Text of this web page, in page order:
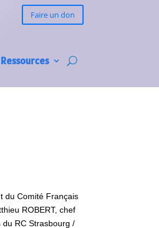
Faire un don
Ressources
du Comité Français
ROBERT, chef
RC Strasbourg /